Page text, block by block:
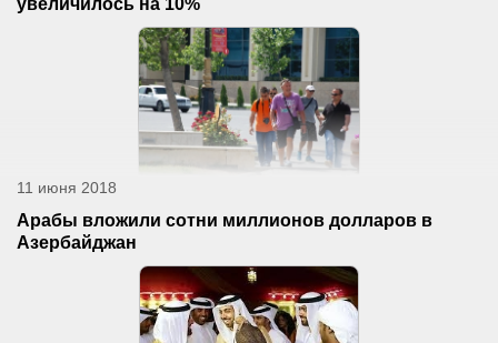
11 июня 2018
Арабы вложили сотни миллионов долларов в
Азербайджан